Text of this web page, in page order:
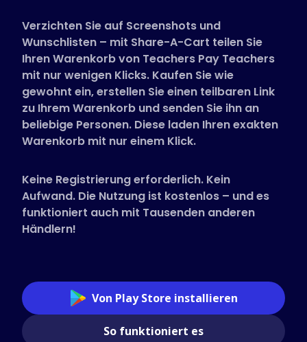
Deutsch (German)
Verzichten Sie auf Screenshots und
Wunschlisten – mit Share-A-Cart teilen Sie
Ihren Warenkorb von Teachers Pay Teachers
mit nur wenigen Klicks. Kaufen Sie wie
gewohnt ein, erstellen Sie einen teilbaren Link
zu Ihrem Warenkorb und senden Sie ihn an
beliebige Personen. Diese laden Ihren exakten
Warenkorb mit nur einem Klick.
Keine Registrierung erforderlich. Kein
Aufwand. Die Nutzung ist kostenlos – und es
funktioniert auch mit Tausenden anderen
Händlern!
Von Play Store installieren
So funktioniert es